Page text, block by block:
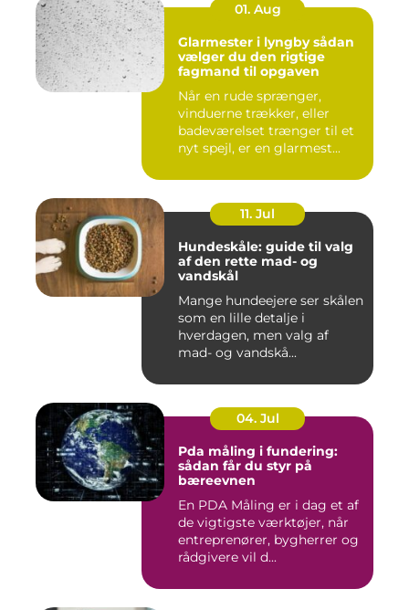
01. Aug
Glarmester i lyngby sådan
vælger du den rigtige
fagmand til opgaven
Når en rude sprænger,
vinduerne trækker, eller
badeværelset trænger til et
nyt spejl, er en glarmest...
11. Jul
Hundeskåle: guide til valg
af den rette mad- og
vandskål
Mange hundeejere ser skålen
som en lille detalje i
hverdagen, men valg af
mad- og vandskå...
04. Jul
Pda måling i fundering:
sådan får du styr på
bæreevnen
En PDA Måling er i dag et af
de vigtigste værktøjer, når
entreprenører, bygherrer og
rådgivere vil d...